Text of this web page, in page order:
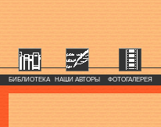
БИБЛИОТЕКА НАШИ АВТОРЫ ФОТОГАЛЕРЕЯ